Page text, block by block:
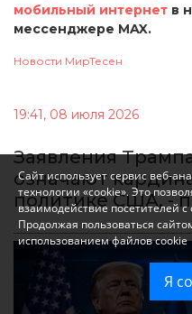
мобильный интернет в
мессенджере MAX.
Новости МирТесен
19:41, 08 июля 2026
Заявления
означают
политике США, -
Сайт использует сервис веб-
технологии «cookie». Это
взаимодействие посетителей
Продолжая пользоваться
использованием файлов cookie
Я